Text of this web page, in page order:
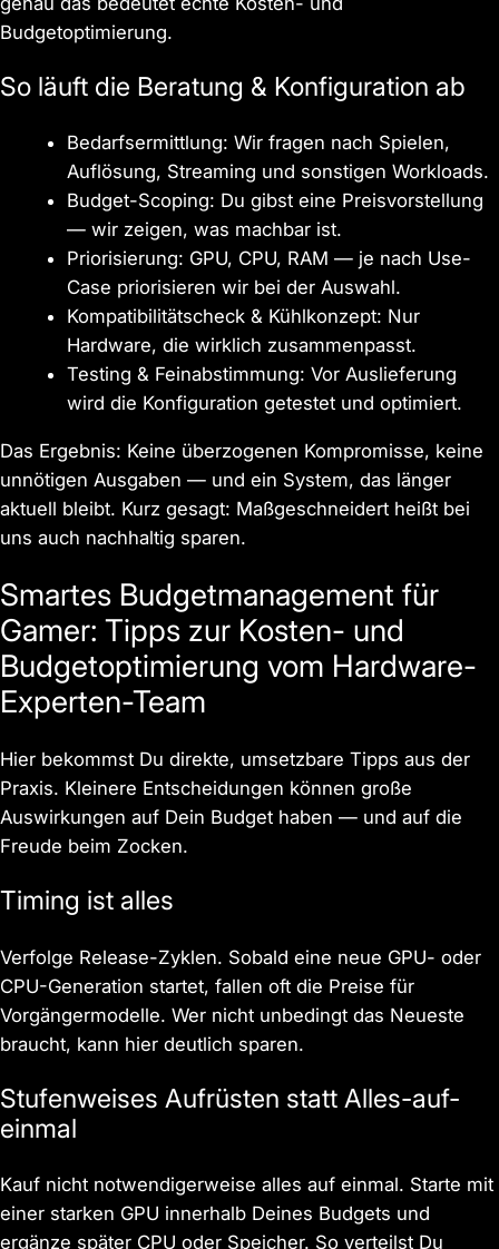
Budgetoptimierung.
So läuft die Beratung & Konfiguration ab
Bedarfsermittlung: Wir fragen nach Spielen,
Auflösung, Streaming und sonstigen Workloads.
Budget-Scoping: Du gibst eine Preisvorstellung
— wir zeigen, was machbar ist.
Priorisierung: GPU, CPU, RAM — je nach Use-
Case priorisieren wir bei der Auswahl.
Kompatibilitätscheck & Kühlkonzept: Nur
Hardware, die wirklich zusammenpasst.
Testing & Feinabstimmung: Vor Auslieferung
wird die Konfiguration getestet und optimiert.
Das Ergebnis: Keine überzogenen Kompromisse, keine
unnötigen Ausgaben — und ein System, das länger
aktuell bleibt. Kurz gesagt: Maßgeschneidert heißt bei
uns auch nachhaltig sparen.
Smartes Budgetmanagement für
Gamer: Tipps zur Kosten- und
Budgetoptimierung vom Hardware-
Experten-Team
Hier bekommst Du direkte, umsetzbare Tipps aus der
Praxis. Kleinere Entscheidungen können große
Auswirkungen auf Dein Budget haben — und auf die
Freude beim Zocken.
Timing ist alles
Verfolge Release-Zyklen. Sobald eine neue GPU- oder
CPU-Generation startet, fallen oft die Preise für
Vorgängermodelle. Wer nicht unbedingt das Neueste
braucht, kann hier deutlich sparen.
Stufenweises Aufrüsten statt Alles-auf-
einmal
Kauf nicht notwendigerweise alles auf einmal. Starte mit
einer starken GPU innerhalb Deines Budgets und
ergänze später CPU oder Speicher. So verteilst Du